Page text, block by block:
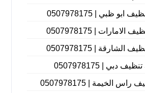
ظبي | 0507978175
| 0507978175
| 0507978175
دبي | 0507978175
الخيمة | 0507978175